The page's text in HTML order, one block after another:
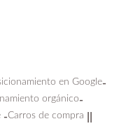
en Google-
orgánico-
-Carros de compra